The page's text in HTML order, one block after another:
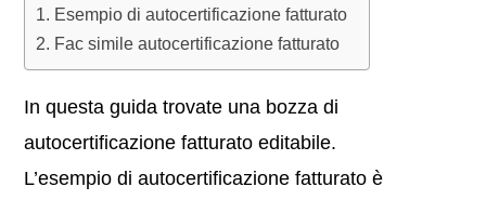
Esempio di autocertificazione fatturato
Fac simile autocertificazione fatturato
In questa guida trovate una bozza di
autocertificazione fatturato editabile.
L’esempio di autocertificazione fatturato è